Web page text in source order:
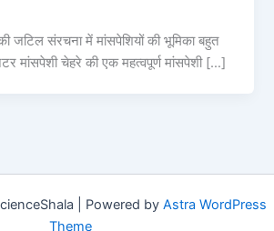
जटिल संरचना में मांसपेशियों की भूमिका बहुत
मांसपेशी चेहरे की एक महत्वपूर्ण मांसपेशी […]
| Powered by Astra WordPress
Theme